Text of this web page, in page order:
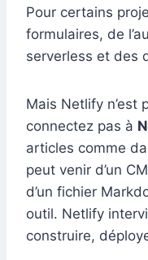
Pour certains
formulaires, de
serverless et des
Mais Netlify n’est
connectez pas à
articles comme
peut venir d’un
d’un fichier
outil. Netlify
construire,